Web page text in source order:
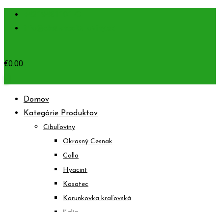
Prejsť
€0.00
Domov
Kategórie Produktov
Cibuľoviny
Okrasný Cesnak
Calla
Hyacint
Kosatec
Korunkovka kraľovská